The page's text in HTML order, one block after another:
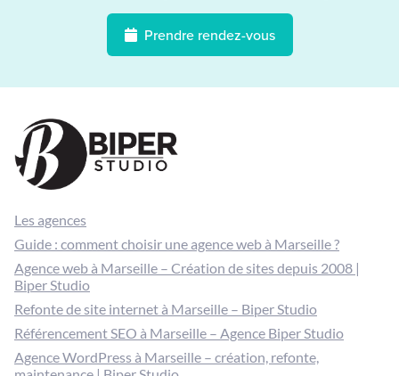
Prendre rendez-vous
Les agences
Guide : comment choisir une agence web à Marseille ?
Agence web à Marseille – Création de sites depuis 2008 |
Biper Studio
Refonte de site internet à Marseille – Biper Studio
Référencement SEO à Marseille – Agence Biper Studio
Agence WordPress à Marseille – création, refonte,